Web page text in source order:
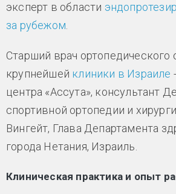
эксперт в области
за рубежом
Старший врач ортопедического
крупнейшей клиники в Израиле
центра «Ассута», консультант
спортивной ортопедии и
Вингейт, Глава Департамента
города Нетания, Израиль.
Клиническая практика и опыт